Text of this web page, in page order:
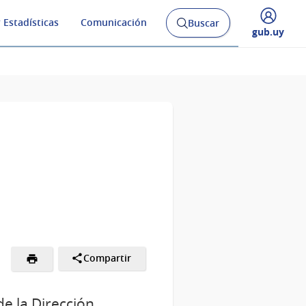
Estadísticas Comunicación
Abrir
buscador
Buscar
Desplegar
gub.uy
Compartir